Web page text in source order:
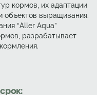
кормов, их адаптации
объектов выращивания.
“Aller Aqua”
разрабатывает